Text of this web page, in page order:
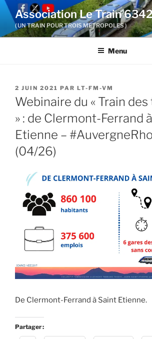
Aller
contenu
Association Le Train
( UN TRAIN POUR TROIS METROPOLES )
Menu
PUBLIÉ
LE
2 JUIN 2021 PAR LT-FM-VM
Webinaire du « Train
» : de Clermont-Ferrand
Etienne –
(04/26)
De Clermont-Ferrand à Saint Etienne.
Partager :